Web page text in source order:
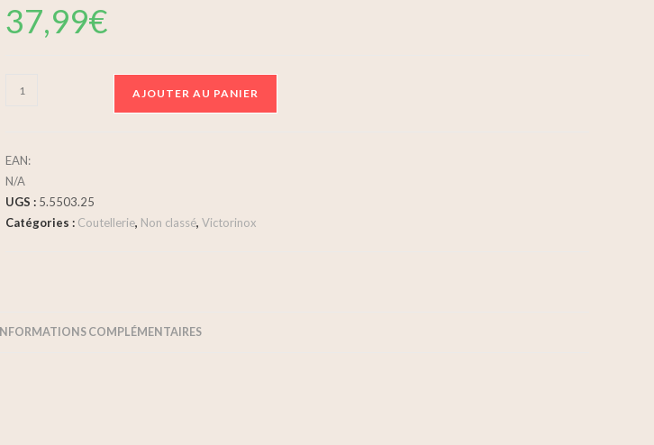
37,99€
AJOUTER AU PANIER
EAN:
N/A
UGS : 5.5503.25
Catégories : Coutellerie, Non classé, Victorinox
INFORMATIONS COMPLÉMENTAIRES